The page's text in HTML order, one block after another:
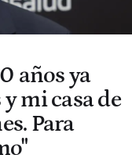
años ya
mi casa de
Para